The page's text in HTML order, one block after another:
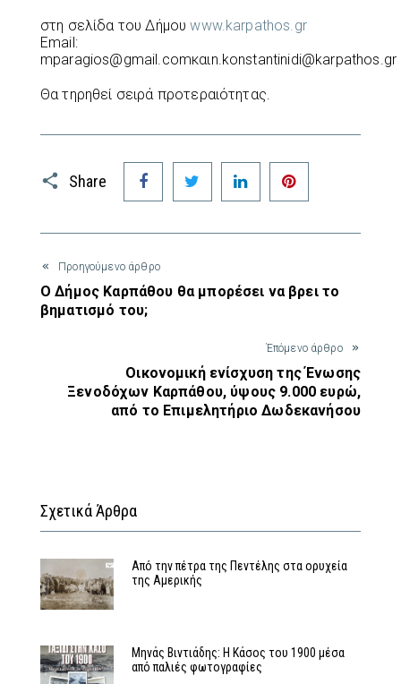
στη σελίδα του Δήμουwww.karpathos.gr
Email:
mparagios@gmail.comκαιn.konstantinidi@karpathos.gr
Θα τηρηθεί σειρά προτεραιότητας.
Share
Facebook Twitter LinkedIn
Προηγούμενο άρθρο
Ο Δήμος Καρπάθου θα μπορέσει να βρει το
βηματισμό του;
Έπόμενο άρθρο
Οικονομική ενίσχυση της Ένωσης
Ξενοδόχων Καρπάθου, ύψους 9.000 ευρώ,
από το Επιμελητήριο Δωδεκανήσου
Σχετικά Άρθρα
Από την πέτρα της Πεντέλης στα ορυχεία
της Αμερικής
Μηνάς Βιντιάδης: Η Κάσος του 1900 μέσα
από παλιές φωτογραφίες